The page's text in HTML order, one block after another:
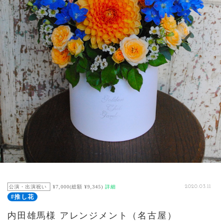
公演・出演祝い ¥7,000(総額 ¥9,345) 詳細 2020.03.11
#推し花
内田雄馬様 アレンジメント（名古屋）